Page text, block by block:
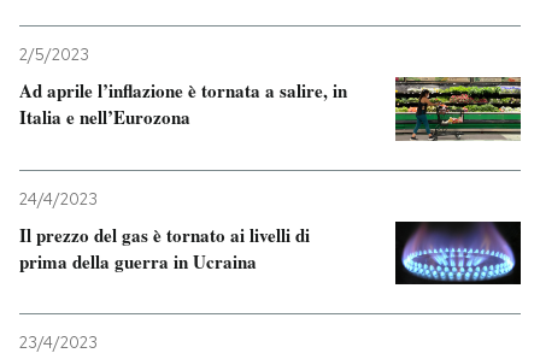
2/5/2023
Ad aprile l’inflazione è tornata a salire, in
Italia e nell’Eurozona
24/4/2023
Il prezzo del gas è tornato ai livelli di
prima della guerra in Ucraina
23/4/2023